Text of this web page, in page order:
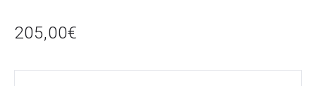
205,00€